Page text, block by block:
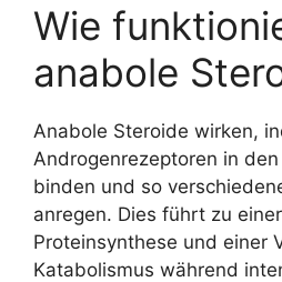
Wie
anabole
Anabole Steroide wirken,
Androgenrezeptoren in
binden und so
anregen. Dies führt zu
Proteinsynthese und einer
Katabolismus während